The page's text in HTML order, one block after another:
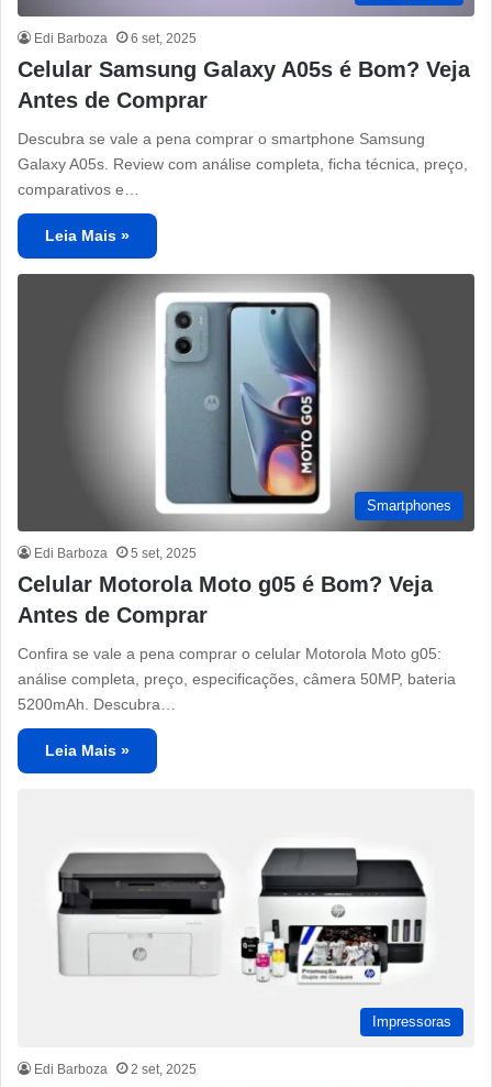
Edi Barboza 6 set, 2025
Celular Samsung Galaxy A05s é Bom? Veja
Antes de Comprar
Descubra se vale a pena comprar o smartphone Samsung
Galaxy A05s. Review com análise completa, ficha técnica, preço,
comparativos e…
Leia Mais »
Smartphones
Edi Barboza 5 set, 2025
Celular Motorola Moto g05 é Bom? Veja
Antes de Comprar
Confira se vale a pena comprar o celular Motorola Moto g05:
análise completa, preço, especificações, câmera 50MP, bateria
5200mAh. Descubra…
Leia Mais »
Impressoras
Edi Barboza 2 set, 2025